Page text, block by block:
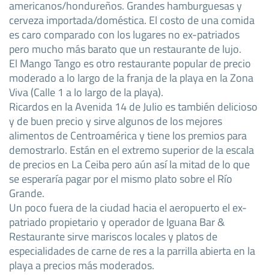
americanos/hondureños. Grandes hamburguesas y
cerveza importada/doméstica. El costo de una comida
es caro comparado con los lugares no ex-patriados
pero mucho más barato que un restaurante de lujo.
El Mango Tango es otro restaurante popular de precio
moderado a lo largo de la franja de la playa en la Zona
Viva (Calle 1 a lo largo de la playa).
Ricardos en la Avenida 14 de Julio es también delicioso
y de buen precio y sirve algunos de los mejores
alimentos de Centroamérica y tiene los premios para
demostrarlo. Están en el extremo superior de la escala
de precios en La Ceiba pero aún así la mitad de lo que
se esperaría pagar por el mismo plato sobre el Río
Grande.
Un poco fuera de la ciudad hacia el aeropuerto el ex-
patriado propietario y operador de Iguana Bar &
Restaurante sirve mariscos locales y platos de
especialidades de carne de res a la parrilla abierta en la
playa a precios más moderados.